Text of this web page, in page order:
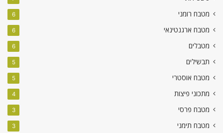
מטבח רומני 6
מטבח ארגנטינאי 6
מטבלים 6
תבשילים 5
מטבח אוסטרי 5
מתכוני פיצות 4
מטבח פרסי 3
מטבח תימני 3